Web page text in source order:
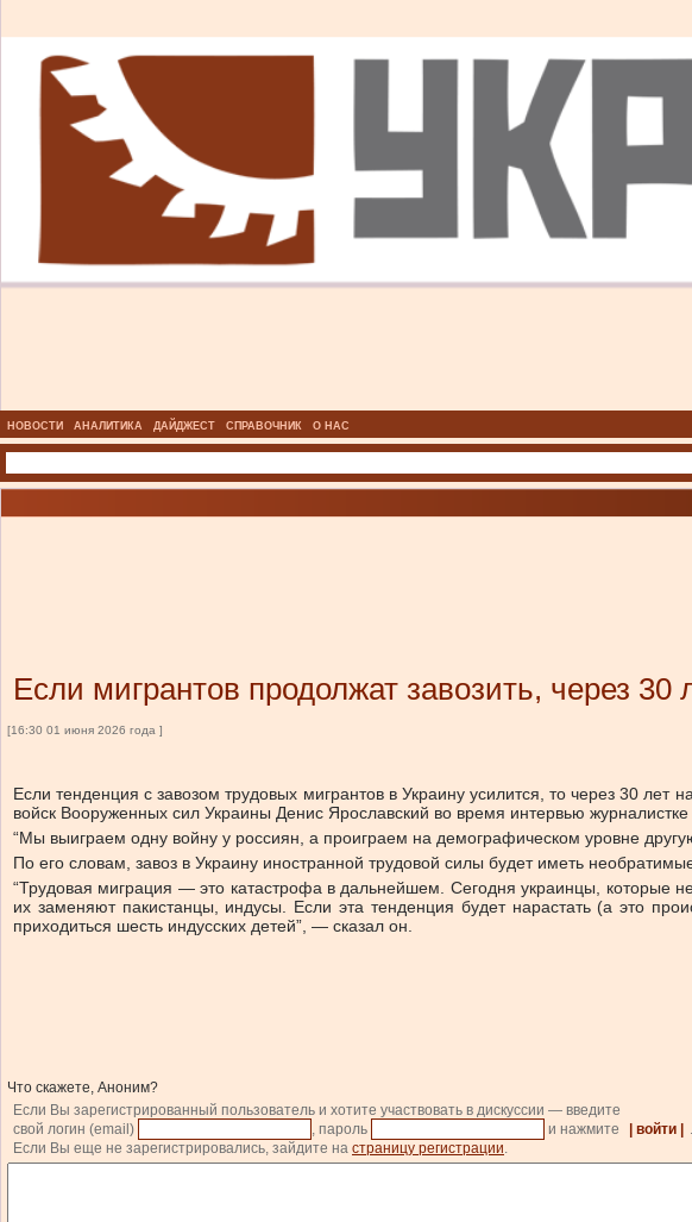
НОВОСТИ АНАЛИТИКА ДАЙДЖЕСТ СПРАВОЧНИК О НАС
Если мигрантов продолжат завозить, через
[16:30 01 июня 2026 года ]
Если тенденция с завозом трудовых мигрантов в Украину усилится, то через 30
войск Вооруженных сил Украины Денис Ярославский во время интервью журналистке
“Мы выиграем одну войну у россиян, а проиграем на демографическом уровне
По его словам, завоз в Украину иностранной трудовой силы будет иметь
“Трудовая миграция — это катастрофа в дальнейшем. Сегодня украинцы, которые
их заменяют пакистанцы, индусы. Если эта тенденция будет нарастать (а это
приходиться шесть индусских детей”, — сказал он.
Что скажете, Аноним?
Если Вы зарегистрированный пользователь и хотите участвовать в дискуссии — введите
свой логин (email)
, пароль и нажмите | войти |
.
Если Вы еще не зарегистрировались, зайдите на страницу регистрации.